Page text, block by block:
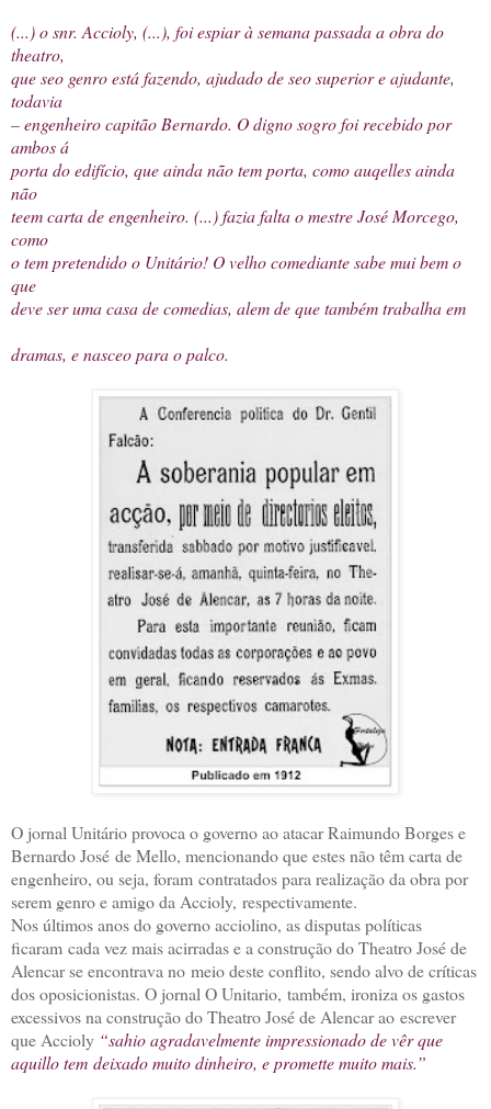
(...) o snr. Accioly, (...), foi espiar à semana passada a obra do
theatro,
que seo genro está fazendo, ajudado de seo superior e ajudante,
todavia
– engenheiro capitão Bernardo. O digno sogro foi recebido por
ambos á
porta do edifício, que ainda não tem porta, como auqelles ainda
não
teem carta de engenheiro. (...) fazia falta o mestre José Morcego,
como
o tem pretendido o Unitário! O velho comediante sabe mui bem o
que
deve ser uma casa de comedias, alem de que também trabalha em
dramas, e nasceo para o palco.
O jornal Unitário provoca o governo ao atacar Raimundo Borges e
Bernardo José de Mello, mencionando que estes não têm carta de
engenheiro, ou seja, foram contratados para realização da obra por
serem genro e amigo da Accioly, respectivamente.
Nos últimos anos do governo acciolino, as disputas políticas
ficaram cada vez mais acirradas e a construção do Theatro José de
Alencar se encontrava no meio deste conflito, sendo alvo de críticas
dos oposicionistas. O jornal O Unitario, também, ironiza os gastos
excessivos na construção do Theatro José de Alencar ao escrever
que Accioly “sahio agradavelmente impressionado de vêr que
aquillo tem deixado muito dinheiro, e promette muito mais.”